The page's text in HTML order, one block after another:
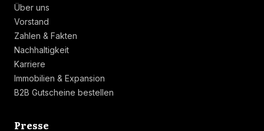
Über uns
Vorstand
Zahlen & Fakten
Nachhaltigkeit
Karriere
Immobilien & Expansion
B2B Gutscheine bestellen
Presse